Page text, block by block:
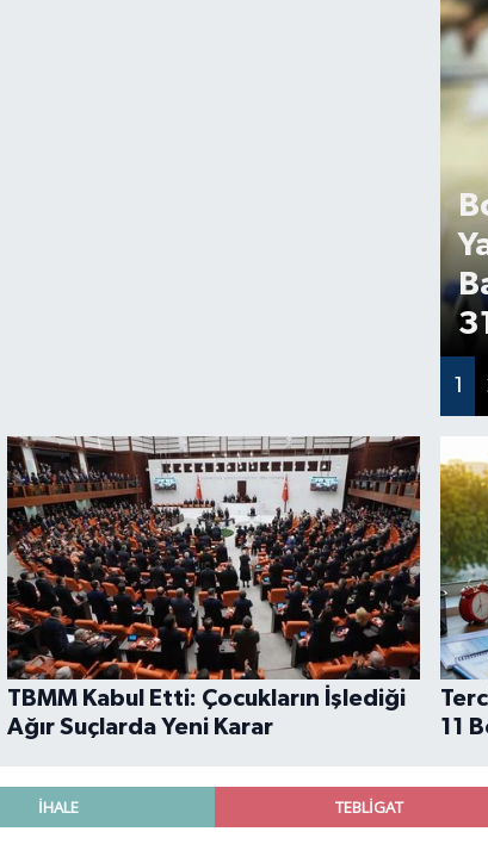
1
TBMM Kabul Etti: Çocukların İşlediği
Ağır Suçlarda Yeni Karar
11